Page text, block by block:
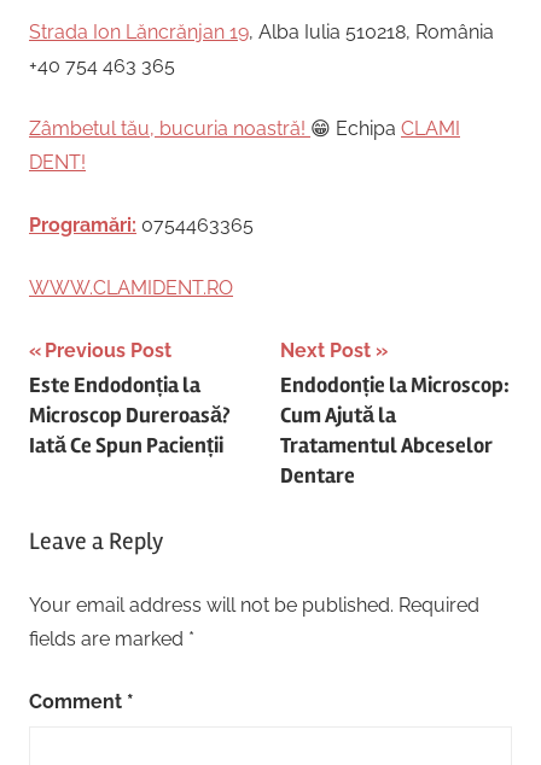
Strada Ion Lăncrănjan 19, Alba Iulia 510218, România
+40 754 463 365
Zâmbetul tău, bucuria noastră! 😁 Echipa CLAMI
DENT!
Programări: 0754463365
WWW.CLAMIDENT.RO
Post
navigation
Previous Post
Este Endodonția la
Microscop Dureroasă?
Iată Ce Spun Pacienții
Next Post
Endodonție la Microscop:
Cum Ajută la
Tratamentul Abceselor
Dentare
Leave a Reply
Your email address will not be published. Required
fields are marked *
Comment *